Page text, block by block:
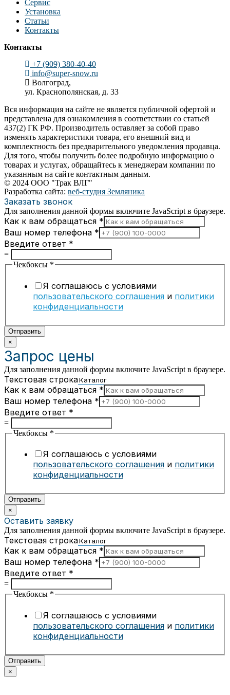
Сервис
Установка
Статьи
Контакты
Контакты
+7 (909) 380-40-40
info@super-snow.ru
Волгоград,
ул. Краснополянская, д. 33
Вся информация на сайте не является публичной офертой и
представлена для ознакомления в соответствии со статьей
437(2) ГК РФ. Производитель оставляет за собой право
изменять характеристики товара, его внешний вид и
комплектность без предварительного уведомления продавца.
Для того, чтобы получить более подробную информацию о
товарах и услугах, обращайтесь к менеджерам компании по
указанным на сайте контактным данным.
© 2024 ООО "Трак ВЛГ"
Разработка сайта: веб-студия Земляника
Заказать звонок
Для заполнения данной формы включите JavaScript в браузере.
Как к вам обращаться *
Ваш номер телефона *
Введите ответ *
=
Чекбоксы *
Я соглашаюсь с условиями
пользовательского соглашения и политики
конфиденциальности
Отправить
×
Запрос цены
Для заполнения данной формы включите JavaScript в браузере.
Текстовая строка
Как к вам обращаться *
Ваш номер телефона *
Введите ответ *
=
Чекбоксы *
Я соглашаюсь с условиями
пользовательского соглашения и политики
конфиденциальности
Отправить
×
Оставить заявку
Для заполнения данной формы включите JavaScript в браузере.
Текстовая строка
Как к вам обращаться *
Ваш номер телефона *
Введите ответ *
=
Чекбоксы *
Я соглашаюсь с условиями
пользовательского соглашения и политики
конфиденциальности
Отправить
×